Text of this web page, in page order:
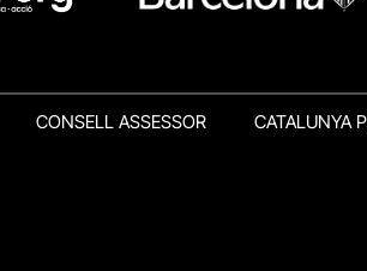
CONSELL ASSESSOR CATALUNYA